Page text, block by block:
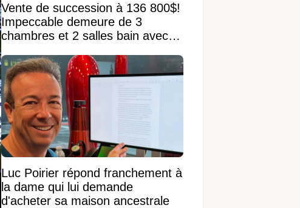
Vente de succession à 136 800$!
Impeccable demeure de 3
chambres et 2 salles bain avec
Luc Poirier répond franchement à
la dame qui lui demande
d'acheter sa maison ancestrale